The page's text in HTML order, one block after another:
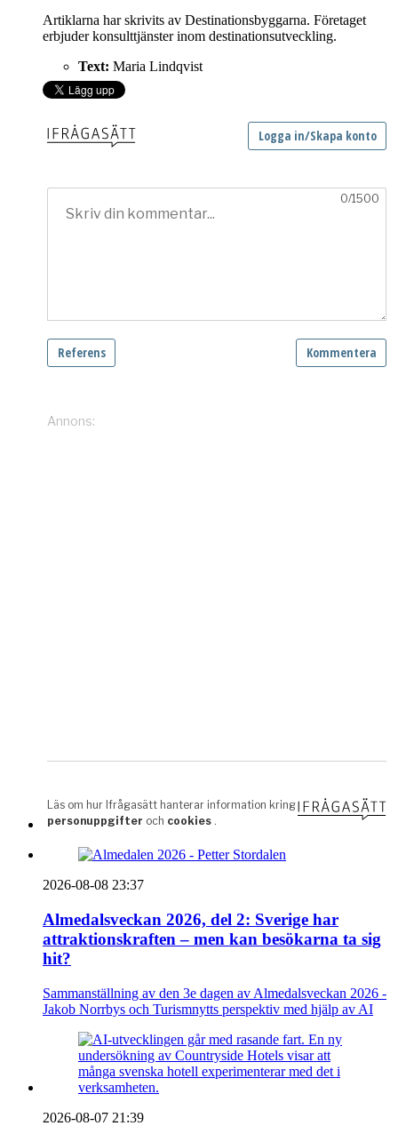
Artiklarna har skrivits av Destinationsbyggarna. Företaget
erbjuder konsulttjänster inom destinationsutveckling.
Text: Maria Lindqvist
2026-08-08 23:37
Almedalsveckan 2026, del 2: Sverige har
attraktionskraften – men kan besökarna ta sig
hit?
Sammanställning av den 3e dagen av Almedalsveckan 2026 -
Jakob Norrbys och Turismnytts perspektiv med hjälp av AI
2026-08-07 21:39